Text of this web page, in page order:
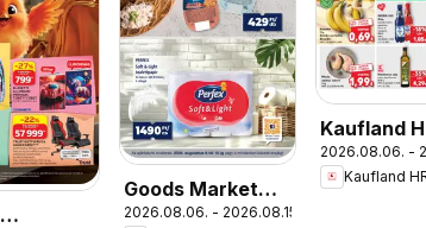
Goods Market
akciós újság
2026.08.06. - 2026.08.15.
Kaufland
akciós
2026.08.06. -
Kaufland